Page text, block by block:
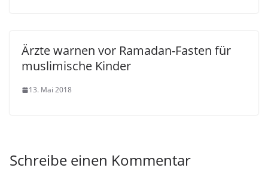
Ärzte warnen vor Ramadan-Fasten für
muslimische Kinder
13. Mai 2018
Schreibe einen Kommentar